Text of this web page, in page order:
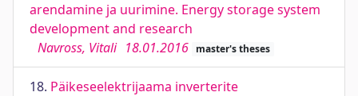
arendamine ja uurimine. Energy storage system
development and research
Navross, Vitali 18.01.2016 master's theses
18. Päikeseelektrijaama inverterite